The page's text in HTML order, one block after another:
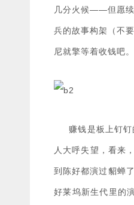
几分火候——但愿续
兵的故事构架（不
尼就擎等着收钱吧。
赚钱是板上钉钉
人大呼失望，看来
到陈好都演过貂蝉
好莱坞新生代里的